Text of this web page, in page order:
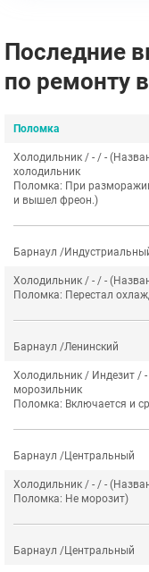
Последние
по ремонту
Поломка
Холодильник / - / -
холодильник
Поломка: При
и вышел фреон.)
Барнаул /
Холодильник / - / -
Поломка: Перестал
Барнаул /Ленинский
Холодильник / Индезит /
морозильник
Поломка: Включается и
Барнаул /Центральный
Холодильник / - / -
Поломка: Не морозит)
Барнаул /Центральный